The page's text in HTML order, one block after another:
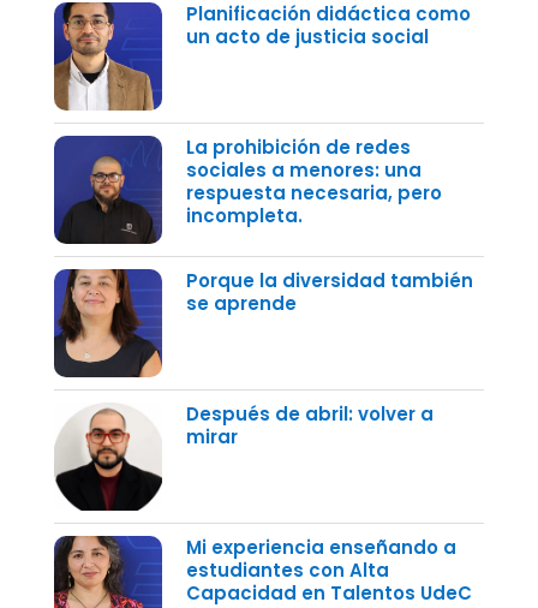
Planificación didáctica como
un acto de justicia social
La prohibición de redes
sociales a menores: una
respuesta necesaria, pero
incompleta.
Porque la diversidad también
se aprende
Después de abril: volver a
mirar
Mi experiencia enseñando a
estudiantes con Alta
Capacidad en Talentos UdeC